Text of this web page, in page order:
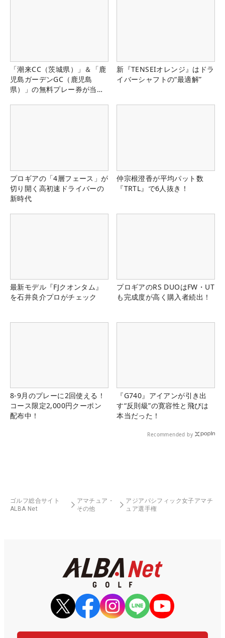
「潮来CC（茨城県）」＆「鹿
児島ガーデンGC（鹿児島
県）」の無料プレー券が当た
新『TENSEIオレンジ』はドラ
イバーシャフトの“最適解”
プロギアの「4層フェース」が
切り開く高初速ドライバーの
新時代
仲宗根澄香が平均パット数
『TRTL』で6人抜き！
最新モデル『FJクオンタム』
を石井良介プロがチェック
プロギアのRS DUOはFW・UT
も完成度が高く購入者続出！
8-9月のプレーに2回使える！
コース限定2,000円クーポン
配布中！
『G740』アイアンが引き出
す“反則級”の寛容性と飛びは
本当だった！
Recommended by
ゴルフ総合サイト
ALBA Net
アマチュア・
その他
アジアパシフィック女子アマチ
ュア選手権